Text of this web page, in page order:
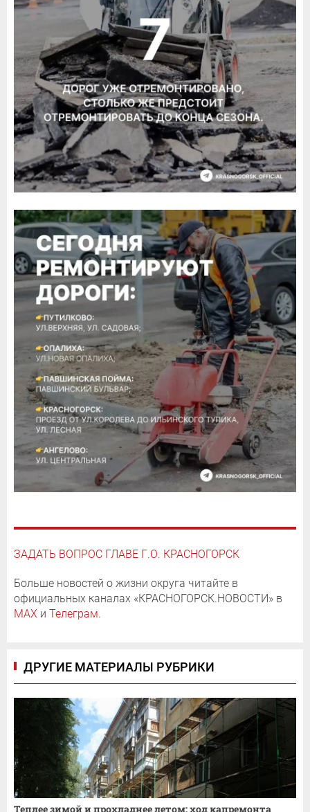
ЗАДАТЬ ВОПРОС ГЛАВЕ Г.О. КРАСНОГОРСК
Больше новостей о жизни округа читайте в
официальных каналах «КРАСНОГОРСК.НОВОСТИ» в
MAX и Телеграм.
ДРУГИЕ МАТЕРИАЛЫ РУБРИКИ
Теплее зимой и прохладнее летом: ход капремонта